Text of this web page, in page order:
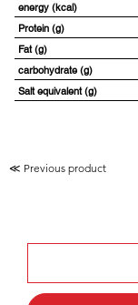
energy (kcal)
Protein (g)
Fat (g)
carbohydrate (g)
Salt equivalent (g)
≪ Previous product